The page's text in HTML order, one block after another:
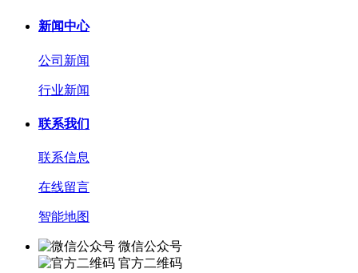
新闻中心
公司新闻
行业新闻
联系我们
联系信息
在线留言
智能地图
微信公众号
官方二维码